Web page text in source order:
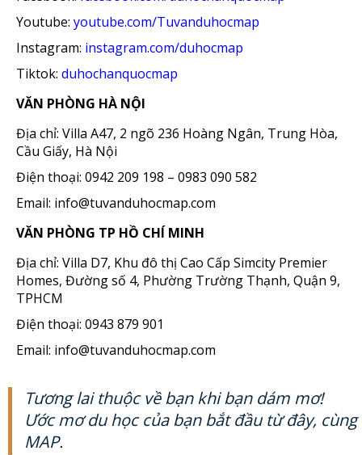
Youtube: youtube.com/Tuvanduhocmap
Instagram: instagram.com/duhocmap
Tiktok: duhochanquocmap
VĂN PHÒNG HÀ NỘI
Địa chỉ: Villa A47, 2 ngõ 236 Hoàng Ngân, Trung Hòa,
Cầu Giấy, Hà Nội
Điện thoại: 0942 209 198 – 0983 090 582
Email: info@tuvanduhocmap.com
VĂN PHÒNG TP HỒ CHÍ MINH
Địa chỉ: Villa D7, Khu đô thị Cao Cấp Simcity Premier
Homes, Đường số 4, Phường Trường Thạnh, Quận 9,
TPHCM
Điện thoại: 0943 879 901
Email: info@tuvanduhocmap.com
Tương lai thuộc về bạn khi bạn dám mơ!
Ước mơ du học của bạn bắt đầu từ đây, cùng
MAP.